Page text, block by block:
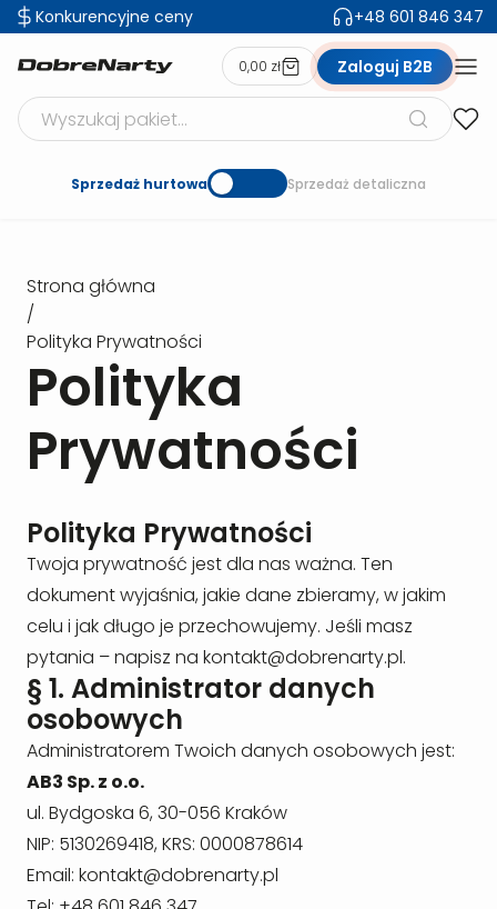
Konkurencyjne ceny +48 601 846 347
Szukaj produktów
0,00 zł Zaloguj B2B
Sprzedaż hurtowa Sprzedaż detaliczna
Strona główna
/
Polityka Prywatności
Polityka
Prywatności
Polityka Prywatności
Twoja prywatność jest dla nas ważna. Ten
dokument wyjaśnia, jakie dane zbieramy, w jakim
celu i jak długo je przechowujemy. Jeśli masz
pytania – napisz na kontakt@dobrenarty.pl.
§ 1. Administrator danych
osobowych
Administratorem Twoich danych osobowych jest:
AB3 Sp. z o.o.
ul. Bydgoska 6, 30-056 Kraków
NIP: 5130269418, KRS: 0000878614
Email: kontakt@dobrenarty.pl